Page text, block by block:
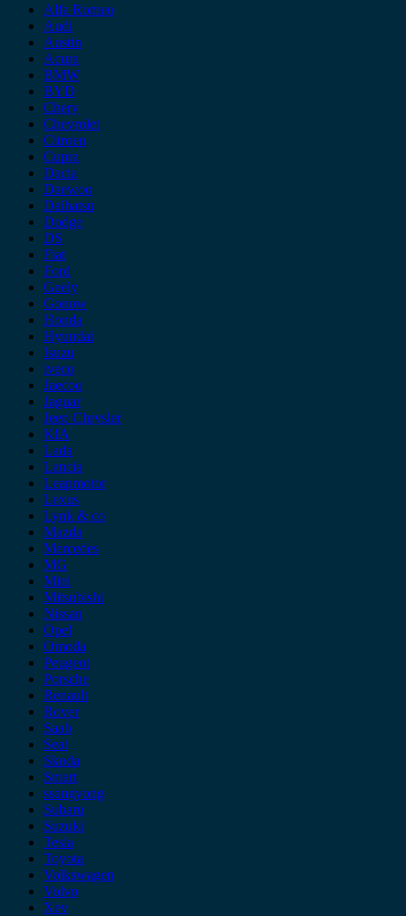
Alfa Romeo
Audi
Austin
Acura
BMW
BYD
Chery
Chevrolet
Citroen
Cupra
Dacia
Daewoo
Daihatsu
Dodge
DS
Fiat
Ford
Geely
Gonow
Honda
Hyundai
Isuzu
iveco
Jaecoo
Jaguar
Jeep Chrysler
KIA
Lada
Lancia
Leapmotor
Lexus
Lynk & co
Mazda
Mercedes
MG
Mini
Mitsubishi
Nissan
Opel
Omoda
Peugeot
Porsche
Renault
Rover
Saab
Seat
Skoda
Smart
ssangyong
Subaru
Suzuki
Tesla
Toyota
Volkswagen
Volvo
Xev